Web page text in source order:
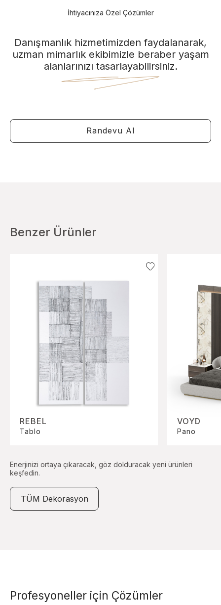
İhtiyacınıza Özel Çözümler
Danışmanlık hizmetimizden faydalanarak,
uzman mimarlık ekibimizle beraber yaşam
alanlarınızı tasarlayabilirsiniz.
Randevu Al
Benzer Ürünler
REBEL
Tablo
VOYD
Pano
Enerjinizi ortaya çıkaracak, göz dolduracak yeni ürünleri
keşfedin.
TÜM Dekorasyon
Profesyoneller için Çözümler